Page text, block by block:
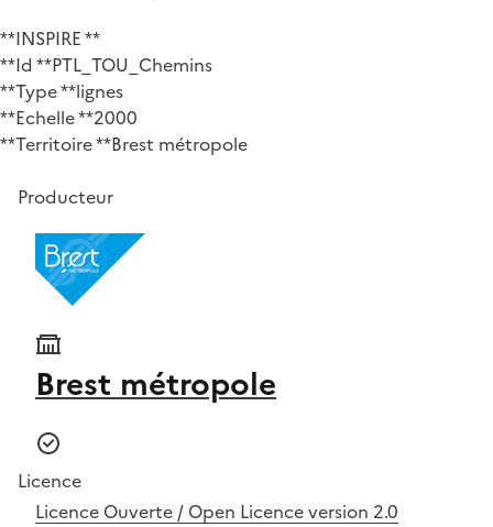
**INSPIRE **
**Id **PTL_TOU_Chemins
**Type **lignes
**Echelle **2000
**Territoire **Brest métropole
Producteur
Brest métropole
Licence
Licence Ouverte / Open Licence version 2.0